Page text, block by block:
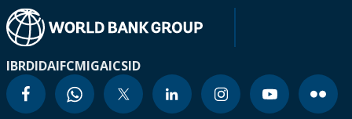
IBRDIDAIFCMIGAICSID